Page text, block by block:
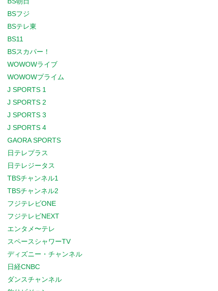
BSフジ
BSテレ東
BS11
BSスカパー！
WOWOWライブ
WOWOWプライム
J SPORTS 1
J SPORTS 2
J SPORTS 3
J SPORTS 4
GAORA SPORTS
日テレプラス
日テレジータス
TBSチャンネル1
TBSチャンネル2
フジテレビONE
フジテレビNEXT
エンタメ〜テレ
スペースシャワーTV
ディズニー・チャンネル
日経CNBC
ダンスチャンネル